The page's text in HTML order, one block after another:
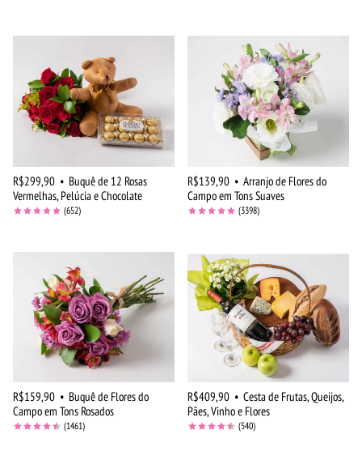
R$299,90 • Buquê de 12 Rosas
Vermelhas, Pelúcia e Chocolate
(652)
R$139,90 • Arranjo de Flores do
Campo em Tons Suaves
(3398)
R$159,90 • Buquê de Flores do
Campo em Tons Rosados
(1461)
R$409,90 • Cesta de Frutas, Queijos,
Pães, Vinho e Flores
(540)